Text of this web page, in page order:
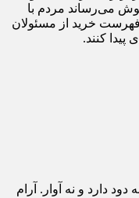
می‌رساند مردم با
خرید از مسئولان
پیدا کنند.
دارد و نه آوار. آرام